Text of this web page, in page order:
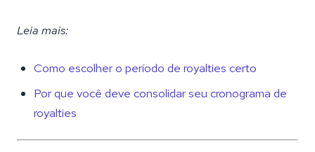
Leia mais:
Como escolher o período de royalties certo
Por que você deve consolidar seu cronograma de
royalties